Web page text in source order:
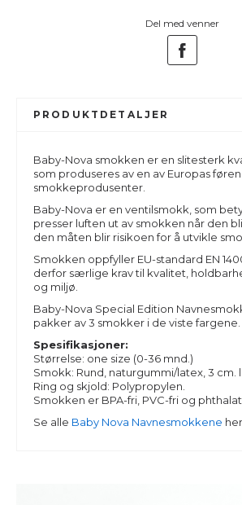
Del med venner
PRODUKTDETALJER
Baby-Nova smokken er en slitesterk
som produseres av en av Europas
smokkeprodusenter.
Baby-Nova er en ventilsmokk, som
presser luften ut av smokken når den
den måten blir risikoen for å utvikle
Smokken oppfyller EU-standard EN
derfor særlige krav til kvalitet,
og miljø.
Baby-Nova Special Edition
pakker av 3 smokker i de viste fargene.
Spesifikasjoner:
Størrelse: one size (0-36 mnd.)
Smokk: Rund, naturgummi/latex, 3 cm.
Ring og skjold: Polypropylen.
Smokken er BPA-fri, PVC-fri og
Se alle Baby Nova Navnesmokkene her